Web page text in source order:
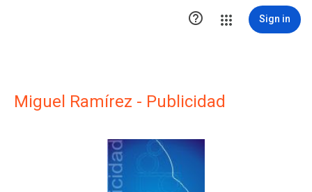
 Sign in
Miguel Ramírez - Publicidad